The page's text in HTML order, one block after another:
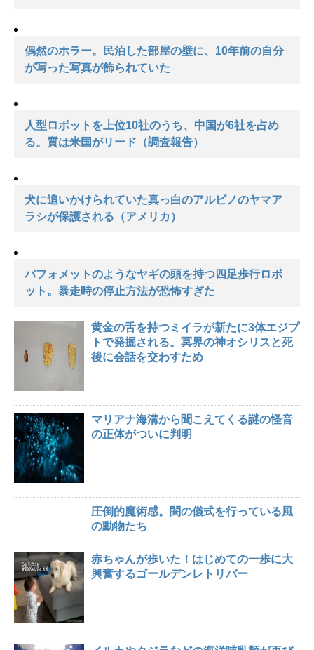
偶然のホラー。民泊した部屋の壁に、10年前の自分
が写った写真が飾られていた
人型ロボットを上位10社のうち、中国が6社を占め
る。質は米国がリード（調査報告）
犬に追いかけられていた真っ白のアルビノのヤマア
ラシが保護される（アメリカ）
バフォメットのようなヤギの頭を持つ四足歩行ロボ
ット。暴走時の停止方法が恐怖すぎた
黄金の舌を持つミイラが新たに3体エジプ
トで発掘される。冥界の神オシリスと死
後に会話を交わすため
マリアナ海溝から聞こえてくる謎の怪音
の正体がついに判明
圧倒的魔術感。闇の儀式を行っている風
の動物たち
赤ちゃんが歩いた！はじめての一歩に大
興奮するゴールデンレトリバー